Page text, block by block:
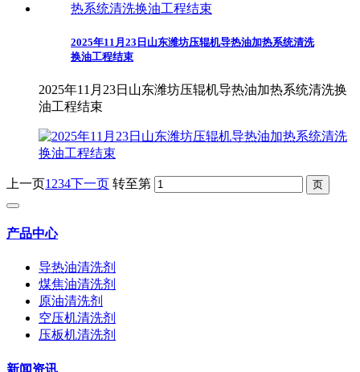
2025年11月23日山东潍坊压辊机导热油加热系统清洗
换油工程结束
2025年11月23日山东潍坊压辊机导热油加热系统清洗换
油工程结束
上一页1 234下一页 转至第
产品中心
导热油清洗剂
煤焦油清洗剂
原油清洗剂
空压机清洗剂
压板机清洗剂
新闻资讯